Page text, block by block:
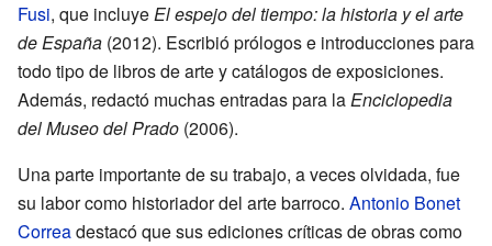
Fusi, que incluyeEl espejo del tiempo: la historia y el arte
de España (2012). Escribió prólogos e introducciones para
todo tipo de libros de arte y catálogos de exposiciones.
Además, redactó muchas entradas para laEnciclopedia
del Museo del Prado (2006).
Una parte importante de su trabajo, a veces olvidada, fue
su labor como historiador del arte barroco. Antonio Bonet
Correadestacó que sus ediciones críticas de obras como